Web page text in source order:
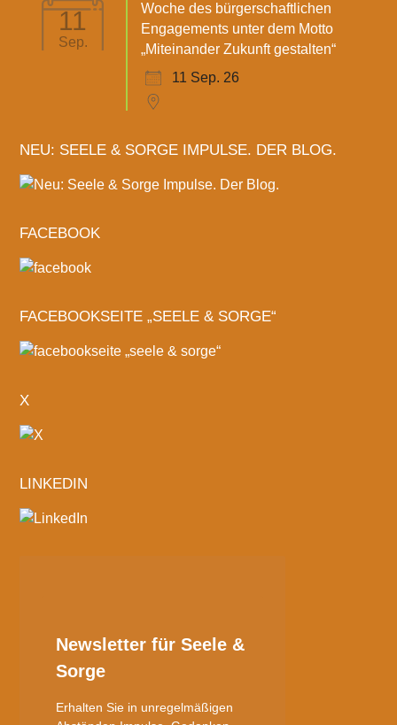
11
Sep.
Woche des bürgerschaftlichen
Engagements unter dem Motto
„Miteinander Zukunft gestalten“
11 Sep. 26
NEU: SEELE & SORGE IMPULSE. DER BLOG.
FACEBOOK
FACEBOOKSEITE „SEELE & SORGE“
X
LINKEDIN